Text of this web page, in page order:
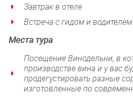
Завтрак в отеле
Встреча с гидом и водителем
Места тура
Посещение Винодельни, в
производстве вина и у вас
продегустировать разные
изготовленные по